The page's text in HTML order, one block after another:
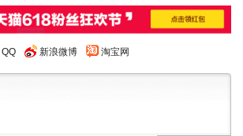
QQ 新浪微博 淘宝网